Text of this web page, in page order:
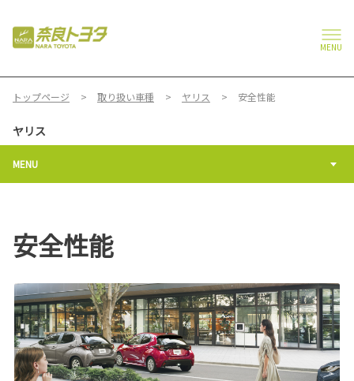
MENU
トップページ 取り扱い車種 ヤリス 安全性能
ヤリス
MENU
安全性能